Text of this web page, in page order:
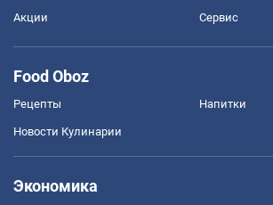
Акции Сервис
Food Oboz
Рецепты Напитки
Новости Кулинарии
Экономика